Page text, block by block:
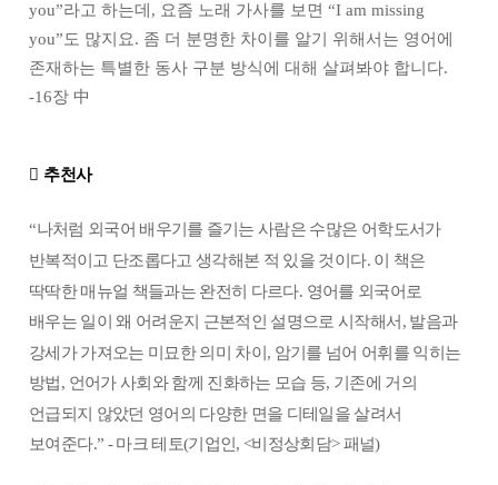
you”라고 하는데, 요즘 노래 가사를 보면 “I am missing
you”도 많지요. 좀 더 분명한 차이를 알기 위해서는 영어에
존재하는 특별한 동사 구분 방식에 대해 살펴봐야 합니다.
-16장 中
 추천사
“나처럼 외국어 배우기를 즐기는 사람은 수많은 어학도서가
반복적이고 단조롭다고 생각해본 적 있을 것이다. 이 책은
딱딱한 매뉴얼 책들과는 완전히 다르다. 영어를 외국어로
배우는 일이 왜 어려운지 근본적인 설명으로 시작해서 , 발음과
강세가 가져오는 미묘한 의미 차이 , 암기를 넘어 어휘를 익히는
방법, 언어가 사회와 함께 진화하는 모습 등, 기존에 거의
언급되지 않았던 영어의 다양한 면을 디테일을 살려서
보여준다.” -마크 테토(기업인, <비정상회담>패널)